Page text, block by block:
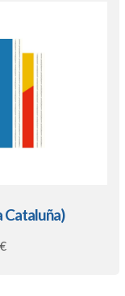
Cataluña)